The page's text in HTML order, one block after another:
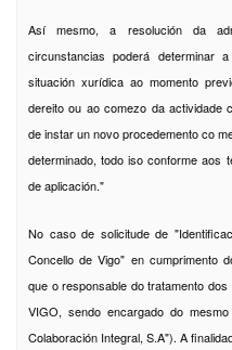
Así mesmo, a resolución da
circunstancias poderá determinar
situación xurídica ao momento
dereito ou ao comezo da actividade
de instar un novo procedemento co
determinado, todo iso conforme aos
de aplicación."
No caso de solicitude de
Concello de Vigo" en cumprimento
que o responsable do tratamento
VIGO, sendo encargado do
Colaboración Integral, S.A"). A